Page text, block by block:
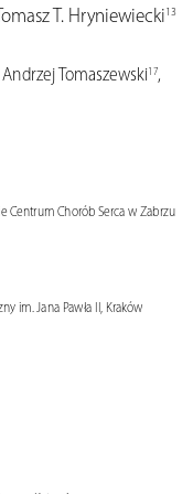
T. Hryniewiecki13
, Andrzej Tomaszewski17
Centrum Chorób Serca w Zabrzu
im. Jana Pawła II, Kraków